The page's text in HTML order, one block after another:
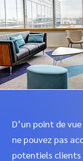
D’un point de
ne pouvez pas
potentiels clients